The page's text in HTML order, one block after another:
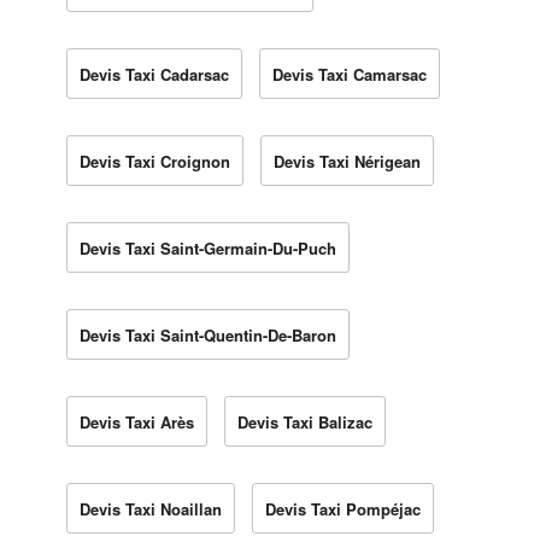
Devis Taxi Cadarsac Devis Taxi Camarsac
Devis Taxi Croignon Devis Taxi Nérigean
Devis Taxi Saint-Germain-Du-Puch
Devis Taxi Saint-Quentin-De-Baron
Devis Taxi Arès Devis Taxi Balizac
Devis Taxi Noaillan Devis Taxi Pompéjac